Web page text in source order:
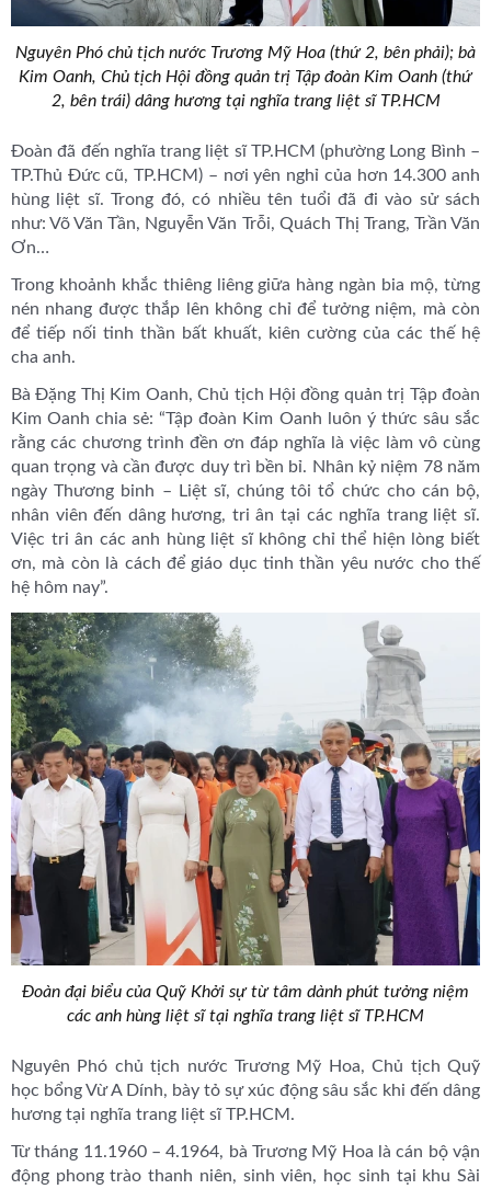
Nguyên Phó chủ tịch nước Trương Mỹ Hoa (thứ 2, bên phải); bà
Kim Oanh, Chủ tịch Hội đồng quản trị Tập đoàn Kim Oanh (thứ
2, bên trái) dâng hương tại nghĩa trang liệt sĩ TP.HCM
Đoàn đã đến nghĩa trang liệt sĩ TP.HCM (phường Long Bình –
TP.Thủ Đức cũ, TP.HCM) – nơi yên nghỉ của hơn 14.300 anh
hùng liệt sĩ. Trong đó, có nhiều tên tuổi đã đi vào sử sách
như: Võ Văn Tần, Nguyễn Văn Trỗi, Quách Thị Trang, Trần Văn
Ơn…
Trong khoảnh khắc thiêng liêng giữa hàng ngàn bia mộ, từng
nén nhang được thắp lên không chỉ để tưởng niệm, mà còn
để tiếp nối tinh thần bất khuất, kiên cường của các thế hệ
cha anh.
Bà Đặng Thị Kim Oanh, Chủ tịch Hội đồng quản trị Tập đoàn
Kim Oanh chia sẻ: “Tập đoàn Kim Oanh luôn ý thức sâu sắc
rằng các chương trình đền ơn đáp nghĩa là việc làm vô cùng
quan trọng và cần được duy trì bền bỉ. Nhân kỷ niệm 78 năm
ngày Thương binh – Liệt sĩ, chúng tôi tổ chức cho cán bộ,
nhân viên đến dâng hương, tri ân tại các nghĩa trang liệt sĩ.
Việc tri ân các anh hùng liệt sĩ không chỉ thể hiện lòng biết
ơn, mà còn là cách để giáo dục tinh thần yêu nước cho thế
hệ hôm nay”.
Đoàn đại biểu của Quỹ Khởi sự từ tâm dành phút tưởng niệm
các anh hùng liệt sĩ tại nghĩa trang liệt sĩ TP.HCM
Nguyên Phó chủ tịch nước Trương Mỹ Hoa, Chủ tịch Quỹ
học bổng Vừ A Dính, bày tỏ sự xúc động sâu sắc khi đến dâng
hương tại nghĩa trang liệt sĩ TP.HCM.
Từ tháng 11.1960 – 4.1964, bà Trương Mỹ Hoa là cán bộ vận
động phong trào thanh niên, sinh viên, học sinh tại khu Sài